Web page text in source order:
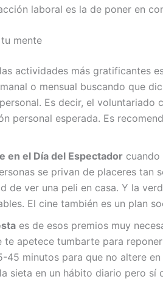
laboral es la de poner en
mente
actividades más gratificantes
o mensual buscando que
Es decir, el voluntariado
personal esperada. Es
en el Día del Espectador
se privan de placeres tan
de ver una peli en casa. Y la
El cine también es un plan
es de esos premios muy
te apetece tumbarte para
45 minutos para que no altere
sieta en un hábito diario pero sí